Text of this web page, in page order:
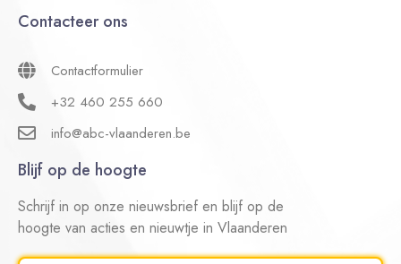
Contacteer ons
Contactformulier
+32 460 255 660
info@abc-vlaanderen.be
Blijf op de hoogte
Schrijf in op onze nieuwsbrief en blijf op de
hoogte van acties en nieuwtje in Vlaanderen